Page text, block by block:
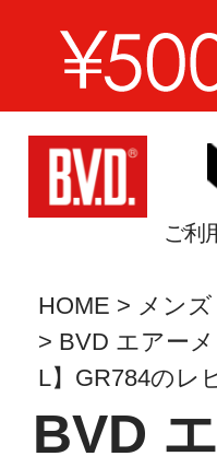
ご利
HOME メン
BVD エアー
L】GR784のレ
BVD